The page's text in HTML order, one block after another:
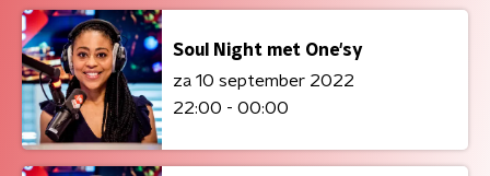
Soul Night met One'sy
za 10 september 2022
22:00 - 00:00